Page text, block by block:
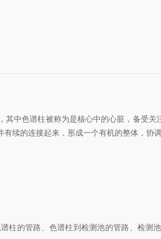
其中色谱柱被称为是核心中的心脏，备受关
续的连接起来，形成一个有机的整体，协
柱的管路、色谱柱到检测池的管路、检